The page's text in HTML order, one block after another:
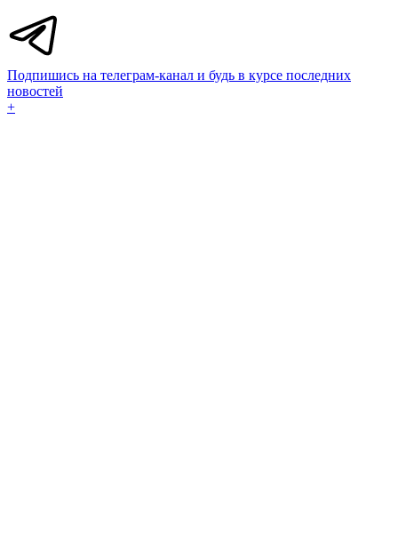
Подпишись на телеграм-канал и будь в курсе последних
новостей
+